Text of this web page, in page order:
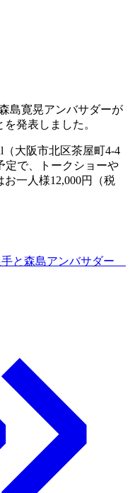
島寛晃アンバサダーが
発表しました。
（大阪市北区茶屋町4-4
定で、トークショーや
一人様12,000円（税
手と森島アンバサダー